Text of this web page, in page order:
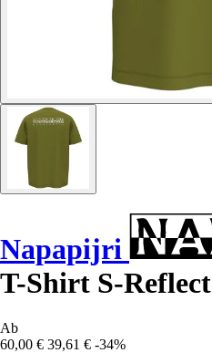
Napapijri
T-Shirt S-Reflect
Ab
60,00 € 39,61 € -34%